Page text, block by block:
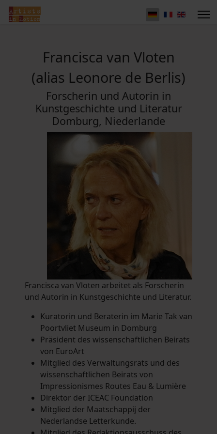
Francisca van Vloten
(alias Leonore de Berlis)
Forscherin und Autorin in
Kunstgeschichte und Literatur
Domburg, Niederlande
Francisca van Vloten arbeitet als Forscherin
und Autorin in Kunstgeschichte und Literatur.
Kuratorin und Beraterin im Marie Tak van
Poortvliet Museum in Domburg
Präsident des wissenschaftlichen Beirats
von EuroArt
Mitglied des Verwaltungsrats und des
wissenschaftlichen Beirats von
Impressionismes Routes Eau & Lumière
Direktor der ICEAC Foundation
Mitglied der Maatschappij der
Nederlandse Letterkunde.